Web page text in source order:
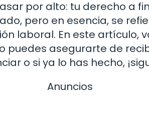
por alto: tu derecho a
pero en esencia, se
laboral. En este artículo,
puedes asegurarte de
o si ya lo has hecho,
Anuncios